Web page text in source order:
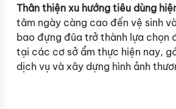
Thân thiện xu hướng tiêu dùng
tâm ngày càng cao đến vệ sinh
bao đựng đũa trở thành lựa chọn
tại các cơ sở ẩm thực hiện nay,
dịch vụ và xây dựng hình ảnh